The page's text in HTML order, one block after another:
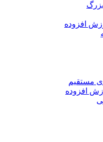
افزوده
مستقیم
افزوده